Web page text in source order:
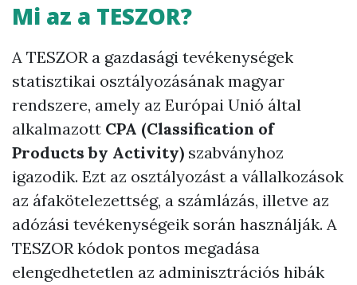
Mi az a TESZOR?
A TESZOR a gazdasági tevékenységek
statisztikai osztályozásának magyar
rendszere, amely az Európai Unió által
alkalmazott CPA (Classification of
Products by Activity) szabványhoz
igazodik. Ezt az osztályozást a vállalkozások
az áfakötelezettség, a számlázás, illetve az
adózási tevékenységeik során használják. A
TESZOR kódok pontos megadása
elengedhetetlen az adminisztrációs hibák